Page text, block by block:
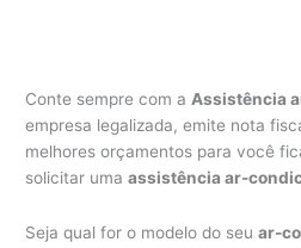
Conte sempre com aAssistência
empresa legalizada, emite nota
melhores orçamentos para você
solicitar umaassistência ar-
Seja qual for o modelo do seuar-